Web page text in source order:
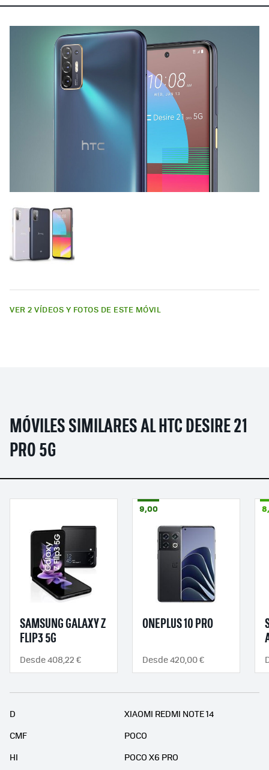
VER 2 VÍDEOS Y FOTOS DE ESTE MÓVIL
MÓVILES SIMILARES AL HTC DESIRE 21
PRO 5G
SAMSUNG GALAXY Z
FLIP3 5G
Desde 408,22 €
9,00
ONEPLUS 10 PRO
Desde 420,00 €
D
XIAOMI REDMI NOTE 14
CMF
POCO
HI
POCO X6 PRO